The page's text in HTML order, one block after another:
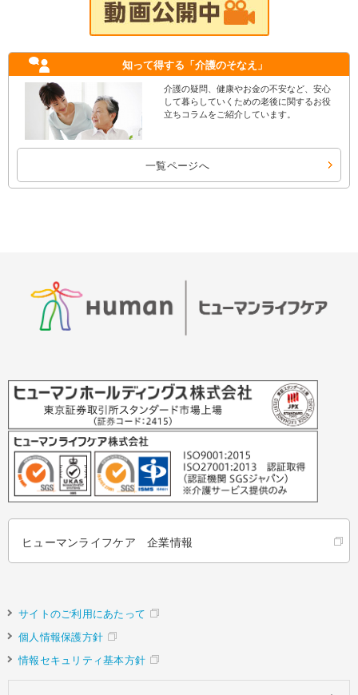
知って得する 「介護のそなえ」
介護の疑問、健康やお金の不安など、安心
して暮らしていくための老後に関するお役
立ちコラムをご紹介しています。
一覧ページへ
ヒューマンライフケア 企業情報
サイトのご利用にあたって
個人情報保護方針
情報セキュリティ基本方針